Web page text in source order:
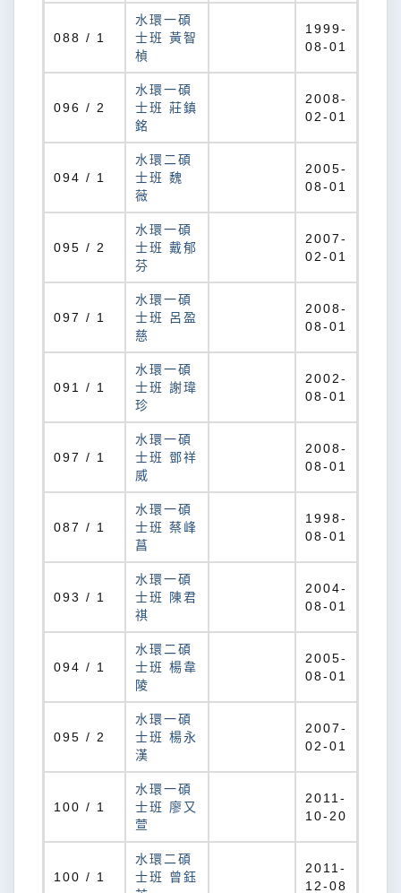
088 / 1
水環一碩
士班 黃智
楨
1999-
08-01
096 / 2
水環一碩
士班 莊鎮
銘
2008-
02-01
094 / 1
水環二碩
士班 魏
薇
2005-
08-01
095 / 2
水環一碩
士班 戴郁
芬
2007-
02-01
097 / 1
水環一碩
士班 呂盈
慈
2008-
08-01
091 / 1
水環一碩
士班 謝瑋
珍
2002-
08-01
097 / 1
水環一碩
士班 鄧祥
威
2008-
08-01
087 / 1
水環一碩
士班 蔡峰
菖
1998-
08-01
093 / 1
水環一碩
士班 陳君
祺
2004-
08-01
094 / 1
水環二碩
士班 楊韋
陵
2005-
08-01
095 / 2
水環一碩
士班 楊永
漢
2007-
02-01
100 / 1
水環一碩
士班 廖又
萱
2011-
10-20
100 / 1
水環二碩
士班 曾鈺
2011-
12-08